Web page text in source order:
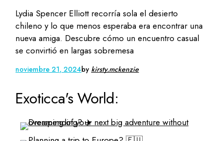
Lydia Spencer Elliott recorría sola el desierto
chileno y lo que menos esperaba era encontrar una
nueva amiga. Descubre cómo un encuentro casual
se convirtió en largas sobremesa
noviembre 21, 2024by kirsty.mckenzie
Exoticca's World: